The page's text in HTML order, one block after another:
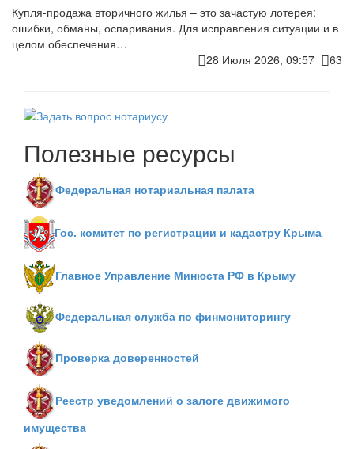
Купля-продажа вторичного жилья – это зачастую лотерея:
ошибки, обманы, оспаривания. Для исправления ситуации и в
целом обеспечения…
28 Июля 2026, 09:57
63
Полезные ресурсы
Федеральная нотариальная палата
Гос. комитет по регистрации и кадастру Крыма
Главное Управление Минюста РФ в Крыму
Федеральная служба по финмониторингу
Проверка доверенностей
Реестр уведомлений о залоге движимого
имущества